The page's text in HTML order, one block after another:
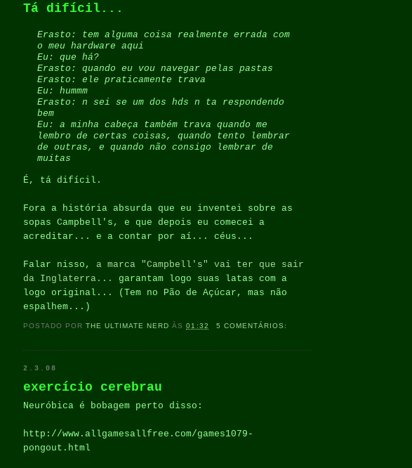
Tá difícil...
Erasto: tem alguma coisa realmente errada com
o meu hardware aqui
Eu: que há?
Erasto: quando eu vou navegar pelas pastas
Erasto: ele praticamente trava
Eu: hummm
Erasto: n sei se um dos hds n ta respondendo
bem
Eu: a minha cabeça também trava quando me
lembro de certas coisas, quando tento lembrar
de outras, e quando não consigo lembrar de
muitas
É, tá difícil.
Fora a história absurda que eu inventei sobre as
sopas Campbell's, e que depois eu comecei a
acreditar... e a contar por aí... céus...
Falar nisso, a marca "Campbell's" vai ter que sair
da Inglaterra...
garantam logo suas latas com a
logo original... (Tem no Pão de Açúcar, mas não
espalhem...)
POSTADO PORTHE ULTIMATE NERD ÀS01:32 5 COMENTÁRIOS:
2.3.08
exercício cerebrau
Neuróbica é bobagem perto disso:
http://www.allgamesallfree.com/games1079-
pongout.html